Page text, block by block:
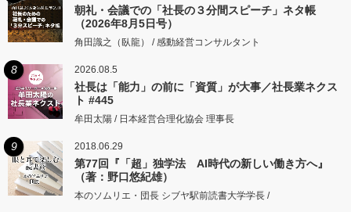
朝礼・会議での「社長の３分間スピーチ」ネタ帳
（2026年8月5日号）
角田識之（臥龍） / 感動経営コンサルタント
8 2026.08.5
社長は「能力」の前に「資質」が大事／社長業ネクス
ト #445
牟田太陽 / 日本経営合理化協会 理事長
9 2018.06.29
第77回『「超」独学法 AI時代の新しい働き方へ』
（著：野口悠紀雄）
本のソムリエ・団長 シブヤ駅前読書大学学長 /